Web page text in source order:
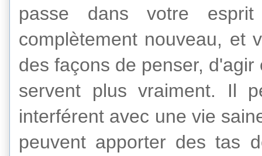
passe
dans votre
complètement nouveau, et
des façons de penser, d'agir
servent
plus vraiment. Il
interférent avec une vie
peuvent apporter des tas